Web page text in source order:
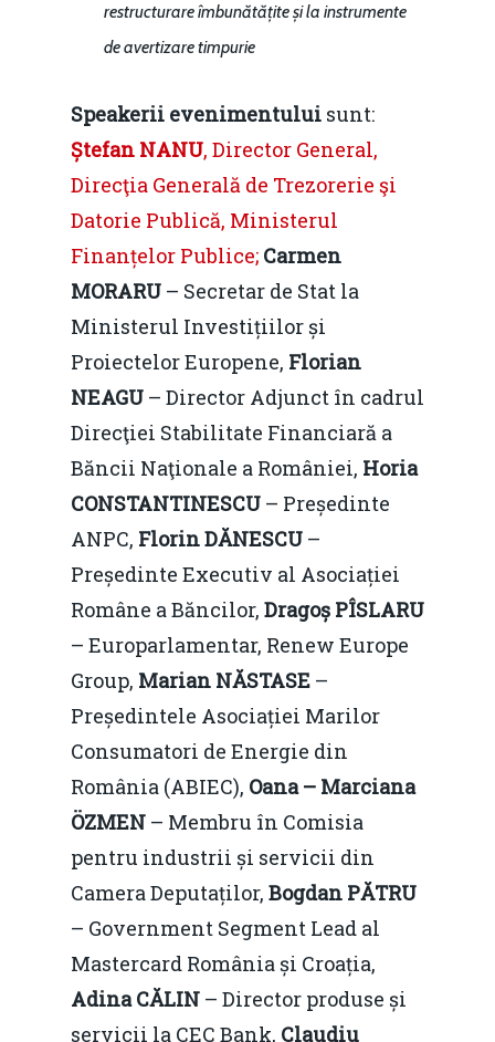
restructurare îmbunătățite și la instrumente
de avertizare timpurie
Speakerii evenimentului sunt:
Ștefan NANU, Director General,
Direcţia Generală de Trezorerie şi
Datorie Publică, Ministerul
Finanțelor Publice; Carmen
MORARU – Secretar de Stat la
Ministerul Investițiilor și
Proiectelor Europene, Florian
NEAGU – Director Adjunct în cadrul
Direcţiei Stabilitate Financiară a
Băncii Naţionale a României, Horia
CONSTANTINESCU – Președinte
ANPC, Florin DĂNESCU –
Președinte Executiv al Asociației
Române a Băncilor, Dragoș PÎSLARU
– Europarlamentar, Renew Europe
Group, Marian NĂSTASE –
Președintele Asociației Marilor
Consumatori de Energie din
România (ABIEC), Oana – Marciana
ÖZMEN – Membru în Comisia
pentru industrii și servicii din
Camera Deputaților, Bogdan PĂTRU
– Government Segment Lead al
Mastercard România și Croația,
Adina CĂLIN – Director produse și
servicii la CEC Bank, Claudiu